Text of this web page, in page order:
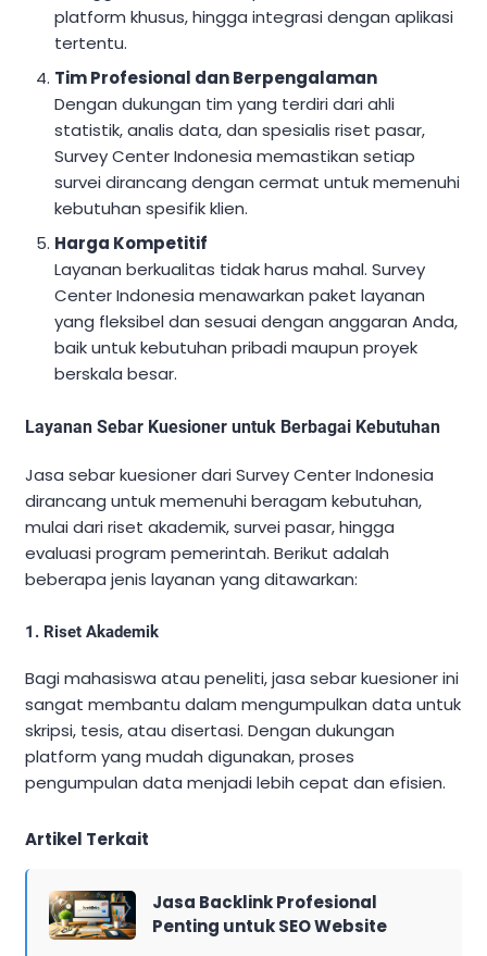
platform khusus, hingga integrasi dengan aplikasi
tertentu.
Tim Profesional dan Berpengalaman
Dengan dukungan tim yang terdiri dari ahli
statistik, analis data, dan spesialis riset pasar,
Survey Center Indonesia memastikan setiap
survei dirancang dengan cermat untuk memenuhi
kebutuhan spesifik klien.
Harga Kompetitif
Layanan berkualitas tidak harus mahal. Survey
Center Indonesia menawarkan paket layanan
yang fleksibel dan sesuai dengan anggaran Anda,
baik untuk kebutuhan pribadi maupun proyek
berskala besar.
Layanan Sebar Kuesioner untuk Berbagai Kebutuhan
Jasa sebar kuesioner dari Survey Center Indonesia
dirancang untuk memenuhi beragam kebutuhan,
mulai dari riset akademik, survei pasar, hingga
evaluasi program pemerintah. Berikut adalah
beberapa jenis layanan yang ditawarkan:
1. Riset Akademik
Bagi mahasiswa atau peneliti, jasa sebar kuesioner ini
sangat membantu dalam mengumpulkan data untuk
skripsi, tesis, atau disertasi. Dengan dukungan
platform yang mudah digunakan, proses
pengumpulan data menjadi lebih cepat dan efisien.
Artikel Terkait
Jasa Backlink Profesional
Penting untuk SEO Website